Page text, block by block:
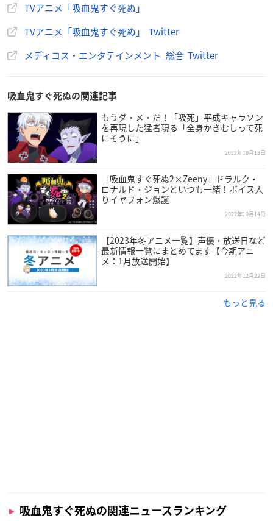
TVアニメ「吸血鬼すぐ死ぬ」
TVアニメ「吸血鬼すぐ死ぬ」 Twitter
メディコス・エンタテインメント_総合 Twitter
吸血鬼すぐ死ぬの関連記事
もうダ・メ・だ！「吸死」平成キャラソン
を再現した猛者現る「全身かきむしって死
にそうに」
2022年10月18日
「吸血鬼すぐ死ぬ2×Zeeny」ドラルク・
ロナルド・ジョンといつも一緒！ボイス入
りイヤフォン爆誕
2022年10月14日
【2023年冬アニメ一覧】声優・放送日など
最新情報一覧にまとめてます【今期アニ
メ：1月放送開始】
2022年12月22日
もっと見る
吸血鬼すぐ死ぬの関連ニュースランキング